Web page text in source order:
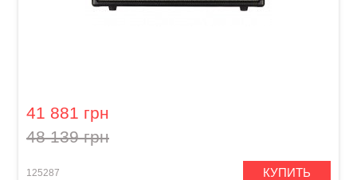
41 881 грн
48 139 грн
125287 КУПИТЬ